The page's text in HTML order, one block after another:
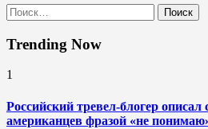
Найти:
Trending Now
1
Российский тревел-блогер
американцев фразой «не